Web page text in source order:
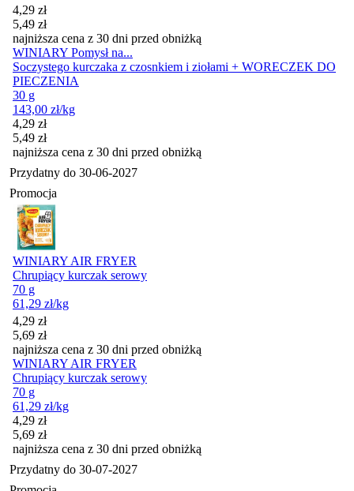
Cena promocyjna
4,29 zł
5,49 zł
najniższa cena z 30 dni przed obniżką
WINIARY Pomysł na...
Soczystego kurczaka z czosnkiem i ziołami + WORECZEK DO
PIECZENIA
30 g
143,00 zł/kg
Cena promocyjna
4,29 zł
5,49 zł
najniższa cena z 30 dni przed obniżką
Przydatny do 30-06-2027
Promocja
WINIARY AIR FRYER
Chrupiący kurczak serowy
70 g
61,29 zł/kg
Cena promocyjna
4,29 zł
5,69 zł
najniższa cena z 30 dni przed obniżką
WINIARY AIR FRYER
Chrupiący kurczak serowy
70 g
61,29 zł/kg
Cena promocyjna
4,29 zł
5,69 zł
najniższa cena z 30 dni przed obniżką
Przydatny do 30-07-2027